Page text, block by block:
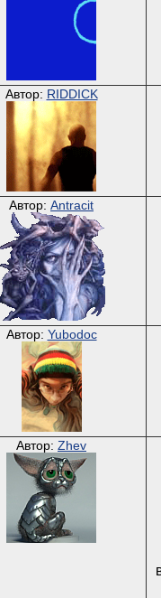
Автор: RIDDICK
Автор: Antracit
Автор: Yubodoc
Автор: Zhev